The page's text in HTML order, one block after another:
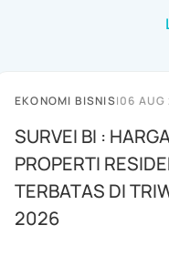
EKONOMI BISNIS|06
SURVEI BI :
PROPERTI
TERBATAS DI
2026